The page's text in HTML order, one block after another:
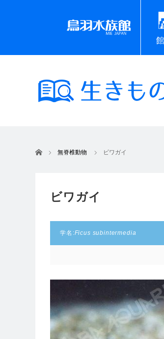
ホーム 無脊椎動物 ビワガイ
ビワガイ
学名:Ficus subintermedia